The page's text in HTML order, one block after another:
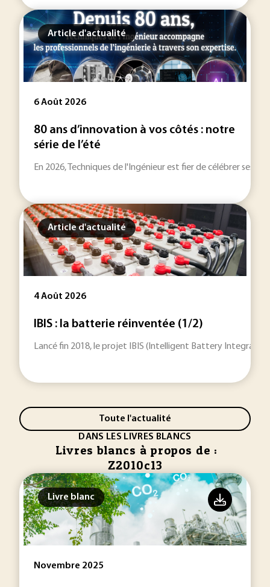
Article d'actualité
6 Août 2026
80 ans d’innovation à vos côtés : notre
série de l’été
En 2026, Techniques de l'Ingénieur est fier de célébrer ses
Article d'actualité
4 Août 2026
IBIS : la batterie réinventée (1/2)
Lancé fin 2018, le projet IBIS (Intelligent Battery
Toute l'actualité
DANS LES LIVRES BLANCS
Livres blancs à propos de :
Z2010c13
Livre blanc
Novembre 2025